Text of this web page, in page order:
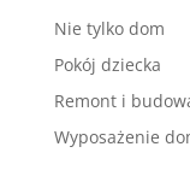
Nie tylko dom
Pokój dziecka
Remont i
Wyposażenie